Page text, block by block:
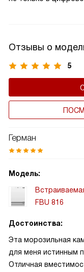
но и в символьном,
Отзывы о
5
Герман
Модель:
FBU 816
Достоинства:
Эта морозильная
для меня истинным
Отличная